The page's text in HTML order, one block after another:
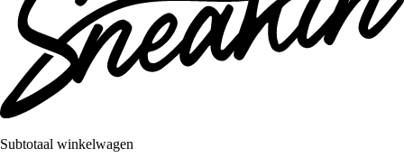
Subtotaal winkelwagen